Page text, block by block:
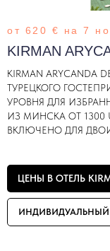
от 620 € на 7
KIRMAN
KIRMAN ARYCANDA
ТУРЕЦКОГО
УРОВНЯ ДЛЯ
ИЗ МИНСКА ОТ 1300
ВКЛЮЧЕНО ДЛЯ
ЦЕНЫ В ОТЕЛЬ
ИНДИВИДУАЛЬНЫЙ